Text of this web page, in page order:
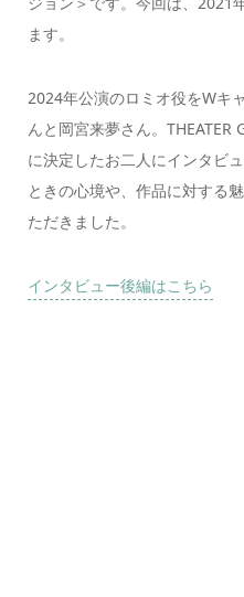
ます。
2024年公演のロミオ役をWキ
んと岡宮来夢さん。THEATER
に決定したお二人にインタビ
ときの心境や、作品に対する
ただきました。
インタビュー後編はこちら